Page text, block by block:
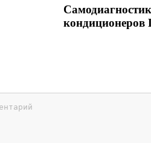
кондиционеров